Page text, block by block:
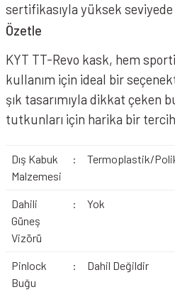
sertifikasıyla yüksek
Özetle
KYT TT-Revo kask, hem
kullanım için ideal bir
şık tasarımıyla dikkat çeken
tutkunları için harika bir
Dış Kabuk
Malzemesi
: Termoplastik/
Dahili
Güneş
Vizörü
: Yok
Pinlock
Buğu
: Dahil Değildir